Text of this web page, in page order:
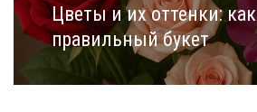
Next
post:
Цветы и их оттенки:
правильный букет